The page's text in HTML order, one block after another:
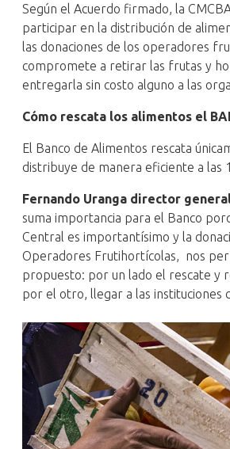
Según el Acuerdo firmado, la
participar en la distribución de
las donaciones de los operadores
compromete a retirar las frutas y
entregarla sin costo alguno a las
Cómo rescata los alimentos el
El Banco de Alimentos rescata
distribuye de manera eficiente a las
Fernando Uranga director
suma importancia para el Banco
Central es importantísimo y la
Operadores Frutihortícolas, nos
propuesto: por un lado el rescate y
por el otro, llegar a las instituciones